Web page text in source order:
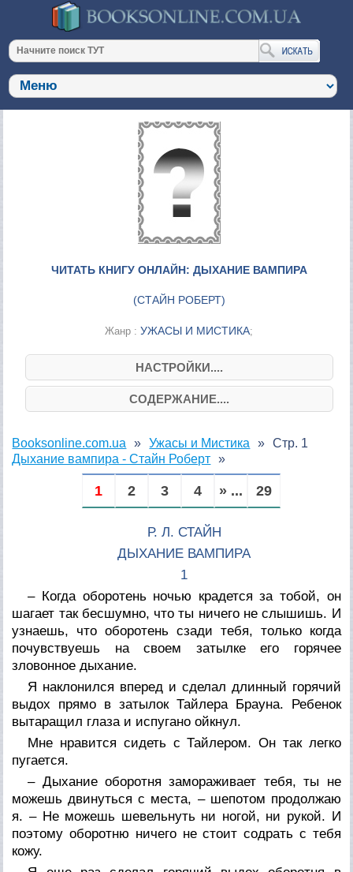
ЧИТАТЬ КНИГУ ОНЛАЙН: ДЫХАНИЕ ВАМПИРА
(СТАЙН РОБЕРТ)
Жанр :УЖАСЫ И МИСТИКА;
НАСТРОЙКИ....
СОДЕРЖАНИЕ....
Booksonline.com.ua
Ужасы и Мистика
Дыхание вампира - Стайн Роберт
Стр. 1
1 2 3 4 » ... 29
Р. Л. СТАЙН
ДЫХАНИЕ ВАМПИРА
1
– Когда оборотень ночью крадется за тобой, он
шагает так бесшумно, что ты ничего не слышишь. И
узнаешь, что оборотень сзади тебя, только когда
почувствуешь на своем затылке его горячее
зловонное дыхание.
Я наклонился вперед и сделал длинный горячий
выдох прямо в затылок Тайлера Брауна. Ребенок
вытаращил глаза и испугано ойкнул.
Мне нравится сидеть с Тайлером. Он так легко
пугается.
– Дыхание оборотня замораживает тебя, ты не
можешь двинуться с места, – шепотом продолжаю
я. – Не можешь шевельнуть ни ногой, ни рукой. И
поэтому оборотню ничего не стоит содрать с тебя
кожу.